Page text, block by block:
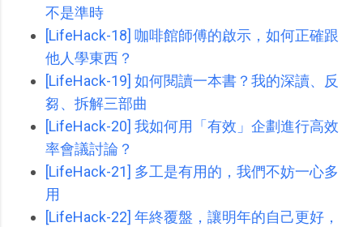
不是準時
[LifeHack-18] 咖啡館師傅的啟示，如何正確跟
他人學東西？
[LifeHack-19] 如何閱讀一本書？我的深讀、反
芻、拆解三部曲
[LifeHack-20] 我如何用「有效」企劃進行高效
率會議討論？
[LifeHack-21] 多工是有用的，我們不妨一心多
用
[LifeHack-22] 年終覆盤，讓明年的自己更好，